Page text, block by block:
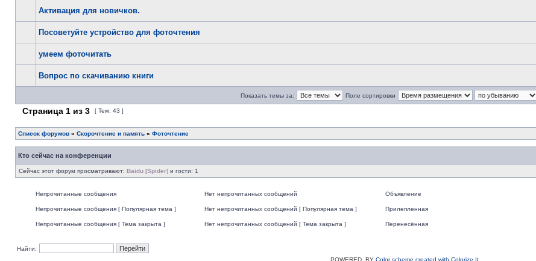
Активация для новичков.
Посоветуйте устройство для фоточтения
умеем фоточитать
Вопрос по скачиванию книги
Показать темы за: Поле сортировки
Страница 1 из 3 [ Тем: 43 ]
Список форумов » Скорочтение и память » Фоточтение
Кто сейчас на конференции
Сейчас этот форум просматривают: Baidu [Spider] и гости: 1
Непрочитанные сообщения Нет непрочитанных сообщений Объявление
Непрочитанные сообщения [ Популярная тема ] Нет непрочитанных сообщений [ Популярная тема ] Прилепленная
Непрочитанные сообщения [ Тема закрыта ] Нет непрочитанных сообщений [ Тема закрыта ] Перенесённая
Найти:
POWERED_BY Color scheme created with Colorize It.